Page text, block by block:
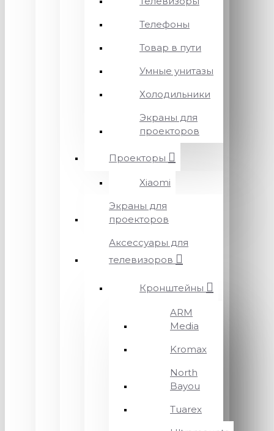
Телефоны
Товар в пути
Умные унитазы
Холодильники
Экраны для
проекторов
Проекторы
Xiaomi
Экраны для
проекторов
Аксессуары для
телевизоров
Кронштейны
ARM
Media
Kromax
North
Bayou
Tuarex